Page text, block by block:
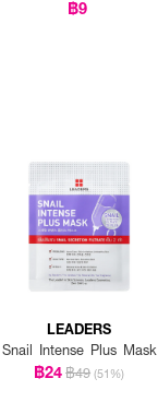
฿9
LEADERS
Snail Intense Plus Mask
฿24฿49 (51%)